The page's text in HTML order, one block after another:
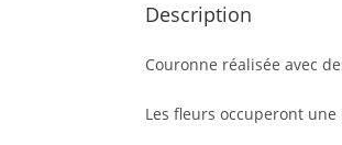
Description
Couronne réalisée avec
Les fleurs occuperont